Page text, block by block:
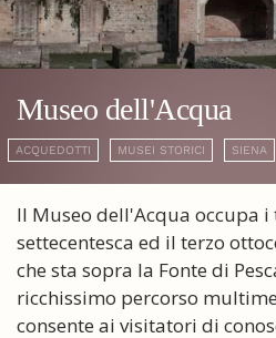
Museo dell'Acqua
ACQUEDOTTI MUSEI STORICI SIENA
Il Museo dell'Acqua occupa
settecentesca ed il terzo
che sta sopra la Fonte di
ricchissimo percorso
consente ai visitatori di